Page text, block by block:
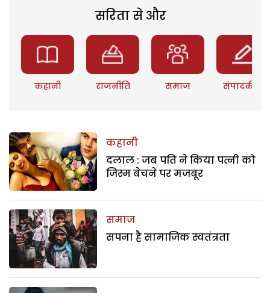
सरिता से और
कहानी राजनीति समाज संपादकीय
कहानी
दलाल : जब पति ने किया पत्नी को
जिस्म बेचने पर मजबूर
समाज
सपना है सामाजिक स्वतंत्रता